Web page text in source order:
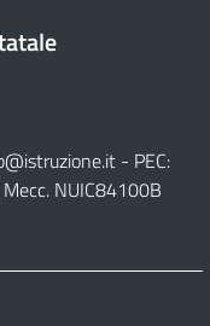
- PEC:
NUIC84100B